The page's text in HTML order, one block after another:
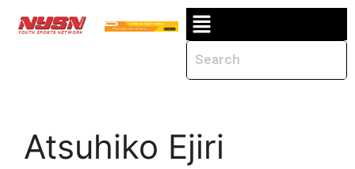
Atsuhiko Ejiri